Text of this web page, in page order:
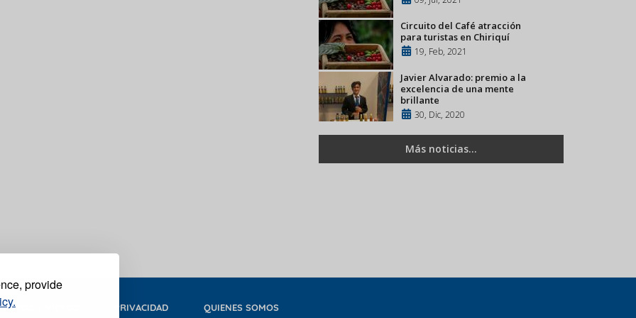
provide
Circuito del Café atracción
para turistas en Chiriquí
19, Feb, 2021
Javier Alvarado: premio a la
excelencia de una mente
brillante
30, Dic, 2020
Más noticias...
FOTOS Y VIDEOS PRIVACIDAD QUIENES SOMOS